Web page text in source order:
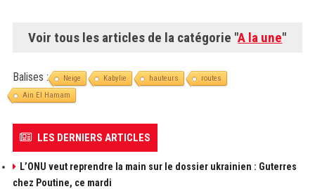
Voir tous les articles de la catégorie "A la une"
Balises : Neige Kabylie hauteurs
routes
Ain El Hamam
LES DERNIERS ARTICLES
L’ONU veut reprendre la main sur le dossier ukrainien : Guterres
chez Poutine, ce mardi